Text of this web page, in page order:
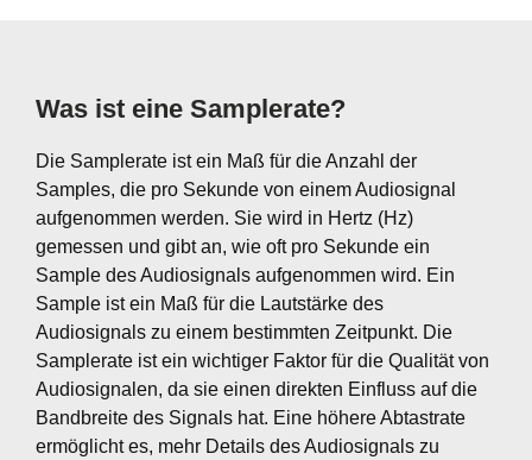
Was ist eine Samplerate?
Die Samplerate ist ein Maß für die Anzahl der
Samples, die pro Sekunde von einem Audiosignal
aufgenommen werden. Sie wird in Hertz (Hz)
gemessen und gibt an, wie oft pro Sekunde ein
Sample des Audiosignals aufgenommen wird. Ein
Sample ist ein Maß für die Lautstärke des
Audiosignals zu einem bestimmten Zeitpunkt. Die
Samplerate ist ein wichtiger Faktor für die Qualität von
Audiosignalen, da sie einen direkten Einfluss auf die
Bandbreite des Signals hat. Eine höhere Abtastrate
ermöglicht es, mehr Details des Audiosignals zu